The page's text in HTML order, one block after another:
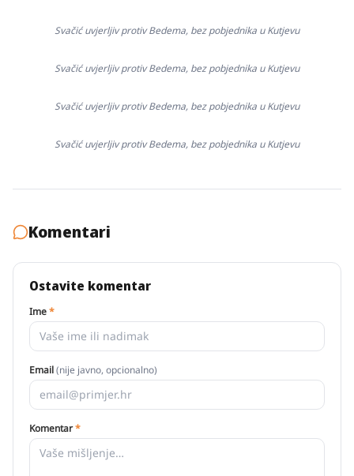
Svačić uvjerljiv protiv Bedema, bez pobjednika u Kutjevu
Svačić uvjerljiv protiv Bedema, bez pobjednika u Kutjevu
Svačić uvjerljiv protiv Bedema, bez pobjednika u Kutjevu
Svačić uvjerljiv protiv Bedema, bez pobjednika u Kutjevu
Komentari
Ostavite komentar
Ime*
Email(nije javno, opcionalno)
Komentar*